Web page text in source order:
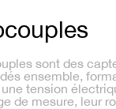
sont des
ensemble,
tension
de mesure, leur